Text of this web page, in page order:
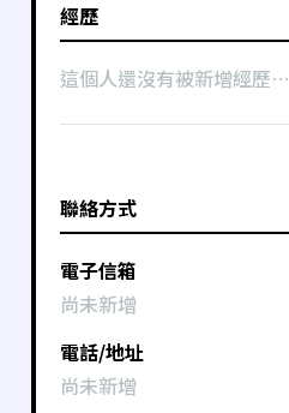
經歷
這個人還沒有被新增經歷⋯
聯絡方式
電子信箱
尚未新增
電話/地址
尚未新增